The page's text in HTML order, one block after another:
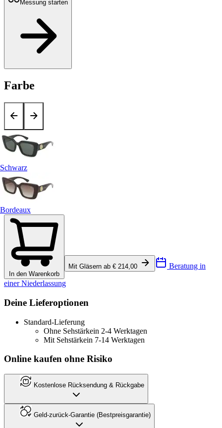
Messung starten
Farbe
Schwarz
Bordeaux
In den Warenkorb
Mit Gläsern ab € 214,00 Beratung in
einer Niederlassung
Deine Lieferoptionen
Standard-Lieferung
Ohne Sehstärkein 2-4 Werktagen
Mit Sehstärkein 7-14 Werktagen
Online kaufen ohne Risiko
Kostenlose Rücksendung & Rückgabe
Geld-zurück-Garantie (Bestpreisgarantie)